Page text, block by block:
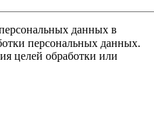
данных в
персональных данных.
целей обработки или